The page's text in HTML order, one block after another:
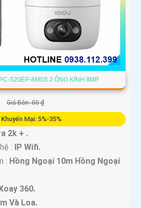
S20EP-8M0S 2 ỐNG KÍNH 8MP
Giá Bán: 00 ₫
Khuyến Mại: 5%-35%
2k + .
: IP Wifi.
: Hồng Ngoại 10m Hồng Ngoại
360.
Và Loa.